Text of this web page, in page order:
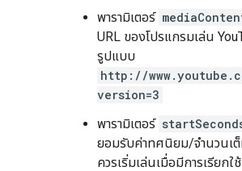
พารามิเตอร์
URL ของโปรแกรมเล่น
รูปแบบ
http://
version=3
พารามิเตอร์
ยอมรับค่าทศนิยม/จำนวนเต็ม
ควรเริ่มเล่นเมื่อมีการเรียกใช้